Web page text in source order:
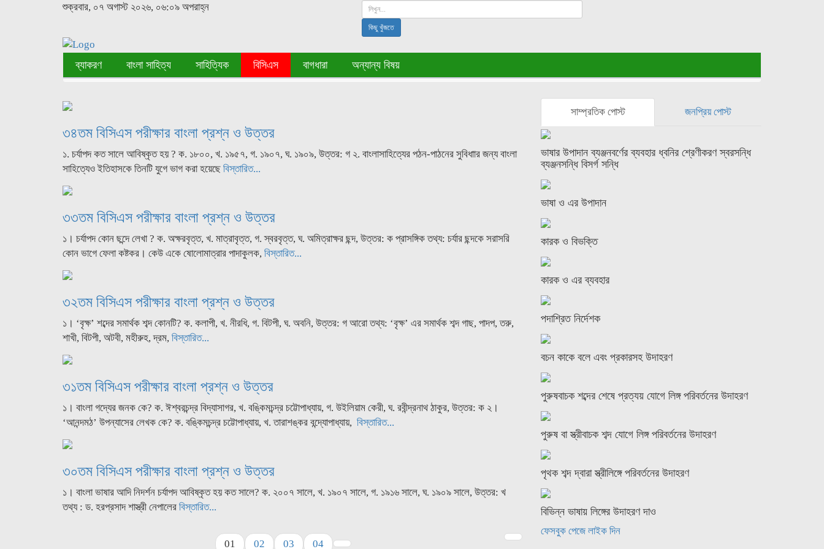
শুক্রবার, ০৭ অগাস্ট ২০২৬, ০৬:০৯ অপরাহ্ন
কিছু খুঁজতে
ব্যাকরণ বাংলা সাহিত্য সাহিত্যিক বিসিএস বাগধারা অন্যান্য বিষয়
৩৪তম বিসিএস পরীক্ষার বাংলা প্রশ্ন ও উত্তর
১. চর্যাপদ কত সালে আবিষ্কৃত হয় ? ক. ১৮০০, খ. ১৯৫৭, গ. ১৯০৭, ঘ. ১৯০৯, উত্তর: গ ২. বাংলাসাহিত্যের পঠন-পাঠনের সুবিধাার জন্য বাংলা
সাহিত্যেও ইতিহাসকে তিনটি যুগে ভাগ করা হয়েছে বিস্তারিত...
৩৩তম বিসিএস পরীক্ষার বাংলা প্রশ্ন ও উত্তর
১। চর্যাপদ কোন ছন্দে লেখা ? ক. অক্ষরবৃত্ত, খ. মাত্রাবৃত্ত, গ. স্বরবৃত্ত, ঘ. অমিত্রাক্ষর ছন্দ, উত্তর: ক প্রাসঙ্গিক তথ্য: চর্যার ছন্দকে সরাসরি
কোন ভাগে ফেলা কষ্টকর। কেউ একে ষোলোমাত্রার পাদাকুলক, বিস্তারিত...
৩২তম বিসিএস পরীক্ষার বাংলা প্রশ্ন ও উত্তর
১। ‘বৃক্ষ’ শব্দের সমার্থক শব্দ কোনটি? ক. কলাপী, খ. নীরধি, গ. বিটপী, ঘ. অবনি, উত্তর: গ আরো তথ্য: ‘বৃক্ষ’ এর সমার্থক শব্দ গাছ, পাদপ, তরু,
শাখী, বিটপী, অটবী, মহীরুহ, দ্রম, বিস্তারিত...
৩১তম বিসিএস পরীক্ষার বাংলা প্রশ্ন ও উত্তর
১। বাংলা গদ্যের জনক কে? ক. ঈশ্বরচন্দ্র বিদ্যাসাগর, খ. বঙ্কিমচন্দ্র চট্টোপাধ্যায়, গ. উইলিয়াম কেরী, ঘ. রবীন্দ্রনাথ ঠাকুর, উত্তর: ক ২।
‘আনন্দমঠ’ উপন্যাসের লেখক কে? ক. বঙ্কিমচন্দ্র চট্টোপাধ্যায়, খ. তারাশঙ্কর বন্দ্যোপাধ্যায়, বিস্তারিত...
৩০তম বিসিএস পরীক্ষার বাংলা প্রশ্ন ও উত্তর
১। বাংলা ভাষার আদি নিদর্শন চর্যাপদ আবিষ্কৃত হয় কত সালে? ক. ২০০৭ সালে, খ. ১৯০৭ সালে, গ. ১৯১৬ সালে, ঘ. ১৯০৯ সালে, উত্তর: খ
তথ্য : ড. হরপ্রসাদ শাস্ত্রী নেপালের বিস্তারিত...
01 02 03 04
সাম্প্রতিক পোস্ট জনপ্রিয় পোস্ট
ভাষার উপাদান ব্যঞ্জনবর্ণের ব্যবহার ধ্বনির শ্রেণীকরণ স্বরসন্ধি
ব্যঞ্জনসন্ধি বিসর্গ সন্ধি
ভাষা ও এর উপাদান
কারক ও বিভক্তি
কারক ও এর ব্যবহার
পদাশ্রিত নির্দেশক
বচন কাকে বলে এবং প্রকারসহ উদাহরণ
পুরুষবাচক শব্দের শেষে প্রত্যয় যোগে লিঙ্গ পরিবর্তনের উদাহরণ
পুরুষ বা স্ত্রীবাচক শব্দ যোগে লিঙ্গ পরিবর্তনের উদাহরণ
পৃথক শব্দ দ্বারা স্ত্রীলিঙ্গে পরিবর্তনের উদাহরণ
বিভিন্ন ভাষায় লিঙ্গের উদাহরণ দাও
ফেসবুক পেজে লাইক দিন